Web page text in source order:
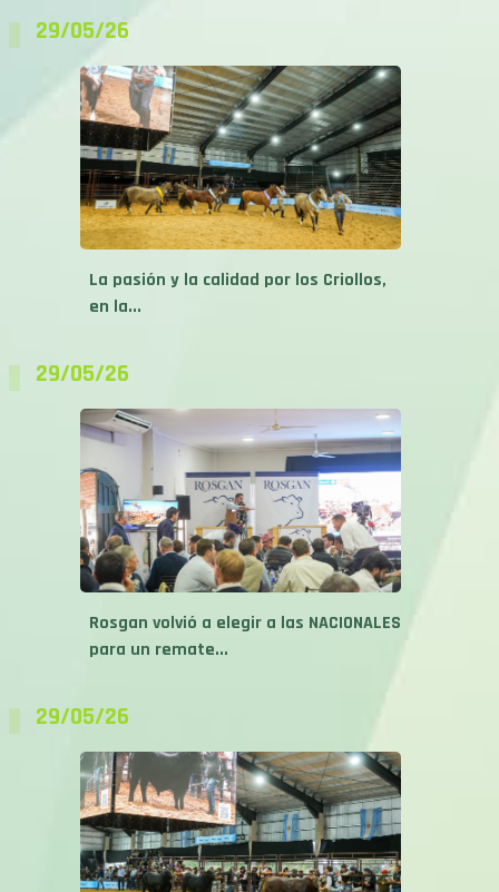
29/05/26
La pasión y la calidad por los Criollos,
en la...
29/05/26
Rosgan volvió a elegir a las NACIONALES
para un remate...
29/05/26